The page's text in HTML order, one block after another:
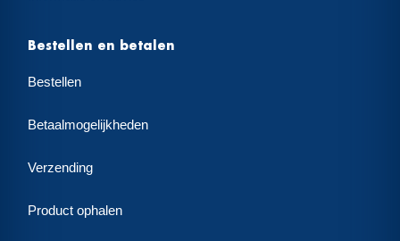
Bestellen en betalen
Bestellen
Betaalmogelijkheden
Verzending
Product ophalen